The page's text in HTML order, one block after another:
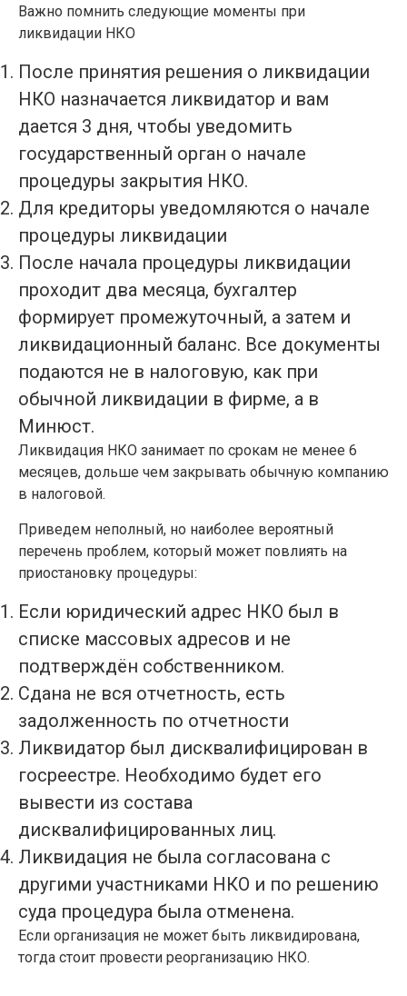
Важно помнить следующие моменты при
ликвидации НКО
После принятия решения о ликвидации
НКО назначается ликвидатор и вам
дается 3 дня, чтобы уведомить
государственный орган о начале
процедуры закрытия НКО.
Для кредиторы уведомляются о начале
процедуры ликвидации
После начала процедуры ликвидации
проходит два месяца, бухгалтер
формирует промежуточный, а затем и
ликвидационный баланс. Все документы
подаются не в налоговую, как при
обычной ликвидации в фирме, а в
Минюст.
Ликвидация НКО занимает по срокам не менее 6
месяцев, дольше чем закрывать обычную компанию
в налоговой.
Приведем неполный, но наиболее вероятный
перечень проблем, который может повлиять на
приостановку процедуры:
Если юридический адрес НКО был в
списке массовых адресов и не
подтверждён собственником.
Сдана не вся отчетность, есть
задолженность по отчетности
Ликвидатор был дисквалифицирован в
госреестре. Необходимо будет его
вывести из состава
дисквалифицированных лиц.
Ликвидация не была согласована с
другими участниками НКО и по решению
суда процедура была отменена.
Если организация не может быть ликвидирована,
тогда стоит провести реорганизацию НКО.